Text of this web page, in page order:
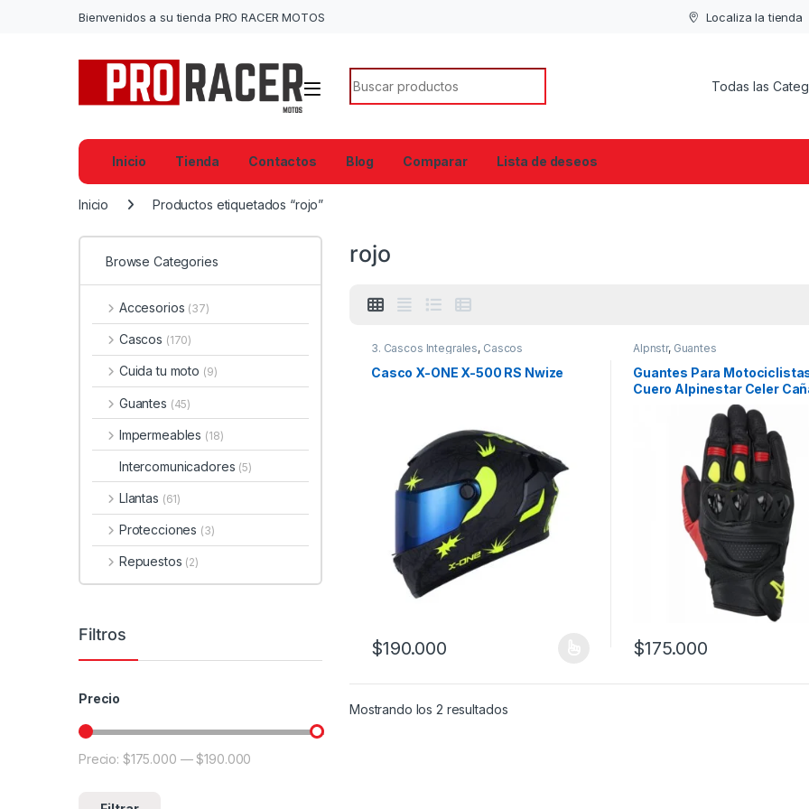
Bienvenidos a su tienda PRO RACER MOTOS Localiza la tienda
Search for:
Inicio Tienda Contactos Blog Comparar Lista de deseos
Inicio Productos etiquetados “rojo”
rojo
3. Cascos Integrales, Cascos
Casco X-ONE X-500 RS Nwize
$190.000
Este producto tiene múltiples variantes. Las opciones se pueden elegir en
Alpnstr, Guantes
Guantes Para
Cuero Alpinestar Celer
$175.000
Este producto tiene múltiples
Mostrando los 2 resultados
Browse Categories
Accesorios (37)
Cascos (170)
Cuida tu moto (9)
Guantes (45)
Impermeables (18)
Intercomunicadores (5)
Llantas (61)
Protecciones (3)
Repuestos (2)
Filtros
Precio
Precio mínimo
Precio máximo
Precio: $175.000 —$190.000